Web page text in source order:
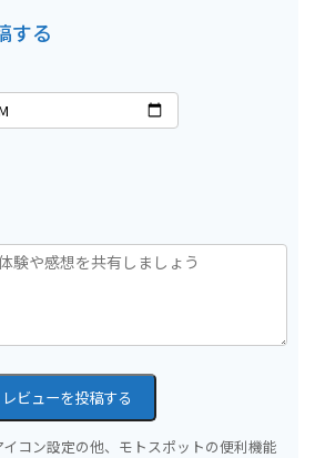
する
レビューを投稿する
コン設定の他、モトスポットの便利機能